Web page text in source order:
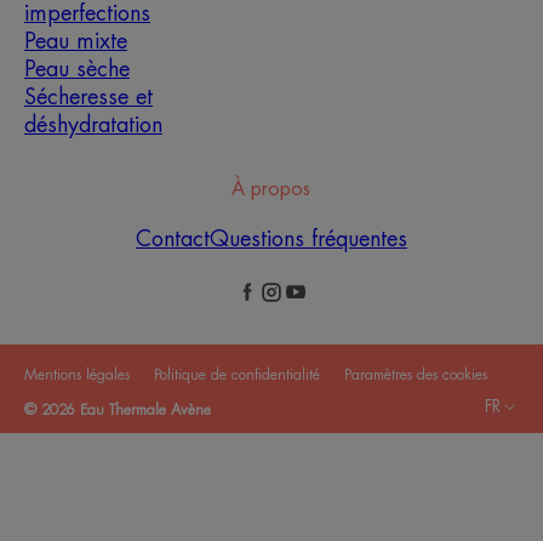
imperfections
Peau mixte
Peau sèche
Sécheresse et
déshydratation
À propos
ContactQuestions fréquentes
Mentions légales Politique de confidentialité Paramètres des cookies
© 2026 Eau Thermale Avène FR